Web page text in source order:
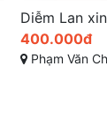
400.000đ
83-62-90